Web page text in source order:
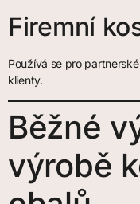
Firemní
Používá se pro
klienty.
Běžné
výrobě